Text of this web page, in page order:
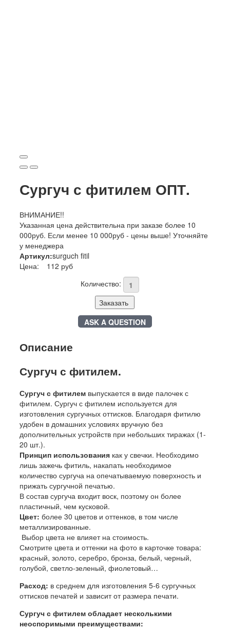
Сургуч с фитилем ОПТ.
ВНИМАНИЕ!!
Указанная цена действительна при заказе более 10
000руб. Если менее 10 000руб - цены выше! Уточняйте
у менеджера
Артикул:surguch fitil
Цена:
112 руб
Количество:
Заказать
ASK A QUESTION
Описание
Сургуч с фитилем.
Сургуч с фитилемвыпускается в виде палочек с
фитилем. Сургуч с фитилем используется для
изготовления сургучных оттисков. Благодаря фитилю
удобен в домашних условиях вручную без
дополнительных устройств при небольших тиражах (1-
20 шт.).
Принцип использованиякак у свечки. Необходимо
лишь зажечь фитиль, накапать необходимое
количество сургуча на опечатываемую поверхность и
прижать сургучной печатью.
В состав сургуча входит воск, поэтому он более
пластичный, чем кусковой.
Цвет: более 30 цветов и оттенков, в том числе
металлизированные.
Выбор цвета не влияет на стоимость.
Смотрите цвета и оттенки на фото в карточке товара:
красный, золото, серебро, бронза, белый, черный,
голубой, светло-зеленый, фиолетовый…
Расход: в среднем для изготовления 5-6 сургучных
оттисков печатей и зависит от размера печати.
Сургуч с фитилем обладает несколькими
неоспоримыми преимуществами: